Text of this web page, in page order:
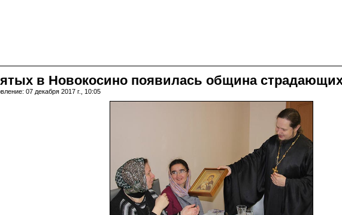
в Новокосино появилась община
07 декабря 2017 г., 10:05